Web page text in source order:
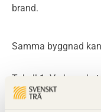
brand.
Samma byggnad
Tabell 1.